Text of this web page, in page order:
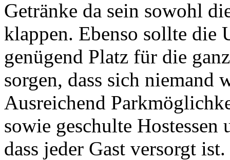
Getränke da sein sowohl
klappen. Ebenso sollte die
genügend Platz für die
sorgen, dass sich niemand
Ausreichend
sowie geschulte
dass jeder Gast versorgt ist.